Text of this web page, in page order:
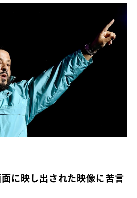
に映し出された映像に苦言